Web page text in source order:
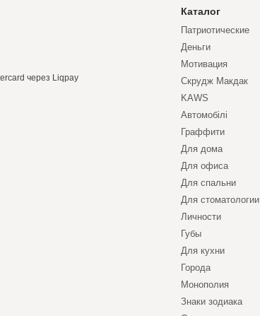
Каталог
Патриотические
Деньги
Мотивация
Скрудж Макдак
KAWS
Автомобілі
Граффити
Для дома
Для офиса
Для спальни
Для стоматологии
Личности
Губы
Для кухни
Города
Монополия
Знаки зодиака